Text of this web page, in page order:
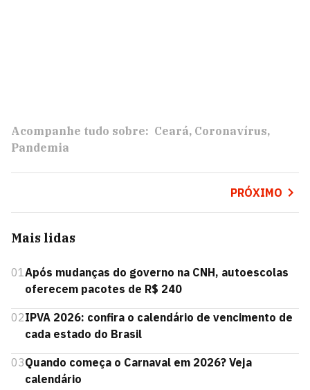
Acompanhe tudo sobre: Ceará Coronavírus
Pandemia
PRÓXIMO
Mais lidas
01Após mudanças do governo na CNH, autoescolas
oferecem pacotes de R$ 240
02IPVA 2026: confira o calendário de vencimento de
cada estado do Brasil
03Quando começa o Carnaval em 2026? Veja
calendário